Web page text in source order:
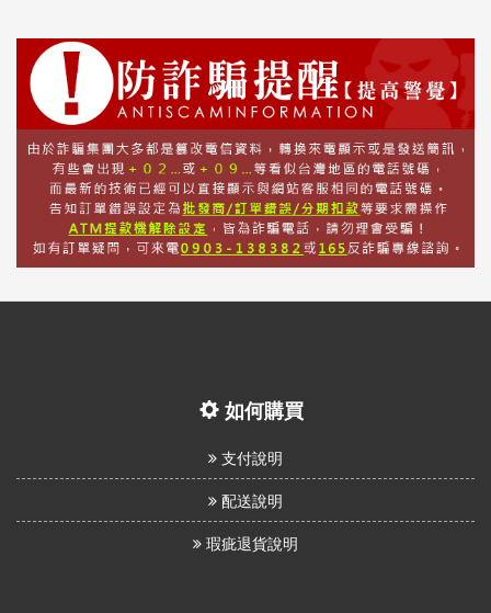
如何購買
支付說明
配送說明
瑕疵退貨說明